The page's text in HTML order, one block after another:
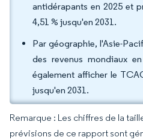
antidérapants en 2025 et
4,51 % jusqu'en 2031.
Par géographie, l'Asie-
des revenus mondiaux
également afficher le
jusqu'en 2031.
Remarque : Les chiffres de la
prévisions de ce rapport sont